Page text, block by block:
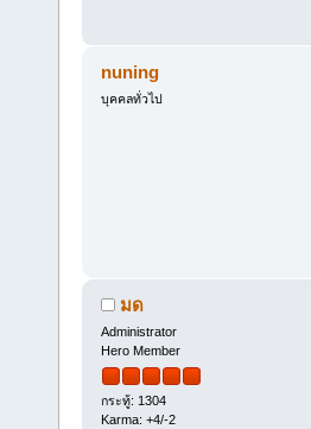
nuning
บุคคลทั่วไป
มด
Administrator
Hero Member
กระทู้: 1304
Karma: +4/-2